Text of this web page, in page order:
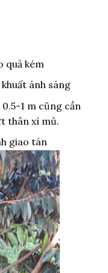
quả kém
ánh sáng
1 m cũng cần
thân xì mủ.
giao tán